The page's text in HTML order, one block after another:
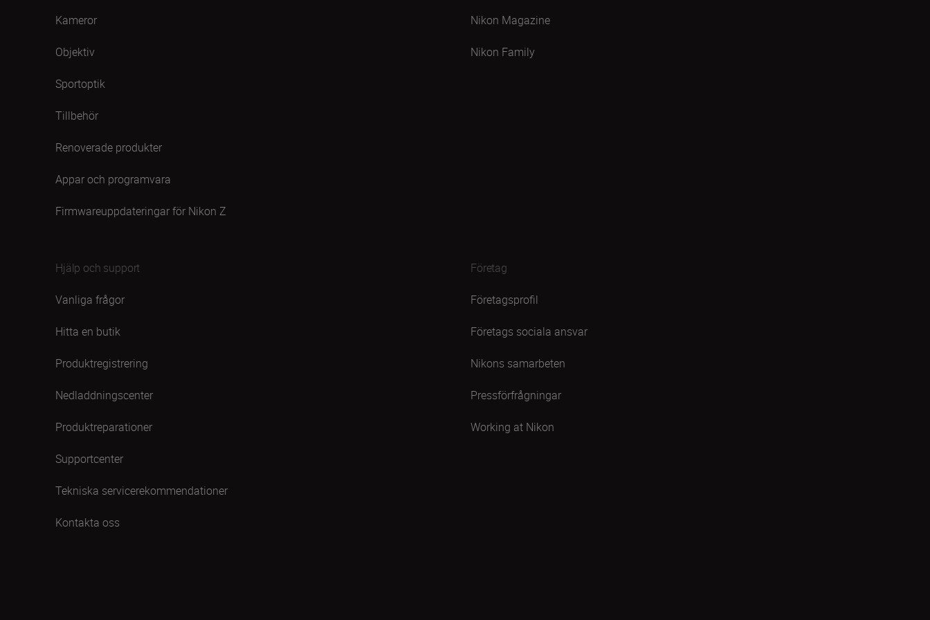
Kameror
Objektiv
Sportoptik
Tillbehör
Renoverade produkter
Appar och programvara
Firmwareuppdateringar för Nikon Z
Nikon Magazine
Nikon Family
Hjälp och support
Vanliga frågor
Hitta en butik
Produktregistrering
Nedladdningscenter
Produktreparationer
Supportcenter
Tekniska servicerekommendationer
Kontakta oss
Företag
Företagsprofil
Företags sociala ansvar
Nikons samarbeten
Pressförfrågningar
Working at Nikon